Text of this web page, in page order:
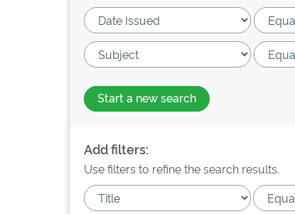
Start a new search
Add filters:
Use filters to refine the search results.